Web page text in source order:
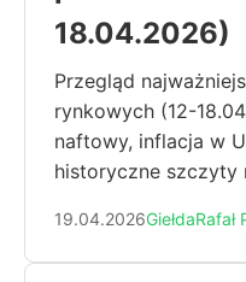
18.04.2026)
Przegląd
rynkowych (12-
naftowy, inflacja w
historyczne szczyty
19.04.2026GiełdaRafał